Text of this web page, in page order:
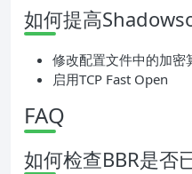
如何提高
修改配置文件中的加密
启用TCP Fast Open
FAQ
如何检查BBR是否